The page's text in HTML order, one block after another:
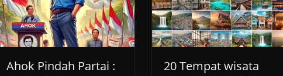
Ahok Pindah Partai :
20 Tempat wisata